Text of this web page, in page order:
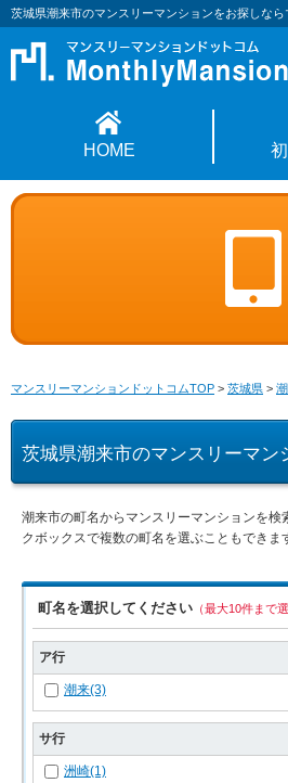
茨城県潮来市のマンスリーマンションをお探しな
HOME
マンスリーマンションドットコムTOP > 茨城県 >
茨城県潮来市のマンスリーマン
潮来市の町名からマンスリーマンションを
クボックスで複数の町名を選ぶこともできま
町名を選択してください （最大10件まで
ア行
潮来(3)
サ行
洲崎(1)